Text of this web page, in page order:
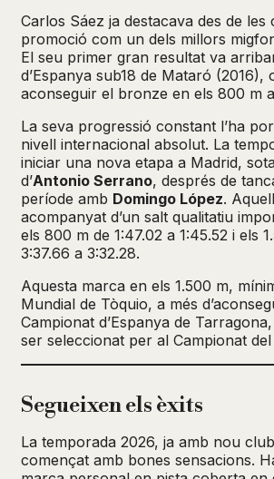
Carlos Sáez ja destacava des de les
promoció com un dels millors
El seu primer gran resultat va
d’Espanya sub18 de Mataró (2016),
aconseguir el bronze en els 800 m
La seva progressió constant l’ha
nivell internacional absolut. La
iniciar una nova etapa a Madrid,
d’Antonio Serrano, després de
període amb Domingo López.
acompanyat d’un salt qualitatiu
els 800 m de 1:47.02 a 1:45.52 i els
3:37.66 a 3:32.28.
Aquesta marca en els 1.500 m,
Mundial de Tòquio, a més
Campionat d’Espanya de
ser seleccionat per al Campionat
Segueixen els èxits
La temporada 2026, ja amb nou
començat amb bones sensacions.